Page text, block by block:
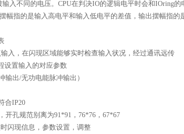
入不同的电压。CPU在判决IO的逻辑电平时会和IOring
幅指的是输入高电平和输入低电平的差值，输出摆幅指的
入，在闪现区域能够实时检查输入状况，经过通讯远传
设置输入的对应参数
输出/无功电能脉冲输出）
合IP20
开孔规范别离为91*91，76*76，67*67
闪现信息，参数设置，调整